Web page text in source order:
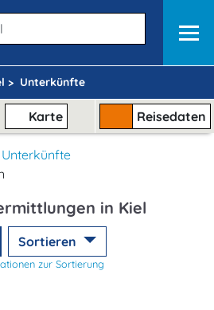
> Unterkünfte
Karte Reisedaten
Unterkünfte
in Kiel
Sortieren
zur Sortierung